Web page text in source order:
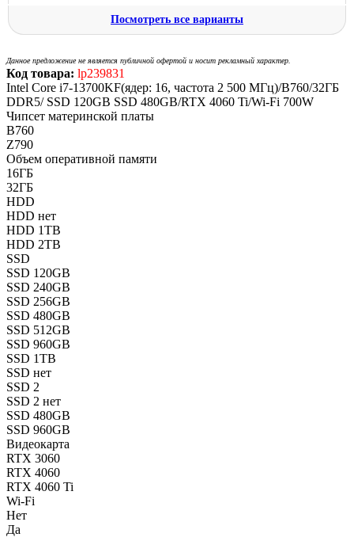
Посмотреть все варианты
Данное предложение не является публичной офертой и носит рекламный характер.
Код товара: lp239831
Intel Core i7-13700KF(ядер: 16, частота 2 500 МГц)/B760/32ГБ
DDR5/ SSD 120GB SSD 480GB/RTX 4060 Ti/Wi-Fi 700W
Чипсет материнской платы
B760
Z790
Объем оперативной памяти
16ГБ
32ГБ
HDD
HDD нет
HDD 1TB
HDD 2TB
SSD
SSD 120GB
SSD 240GB
SSD 256GB
SSD 480GB
SSD 512GB
SSD 960GB
SSD 1TB
SSD нет
SSD 2
SSD 2 нет
SSD 480GB
SSD 960GB
Видеокарта
RTX 3060
RTX 4060
RTX 4060 Ti
Wi-Fi
Нет
Да